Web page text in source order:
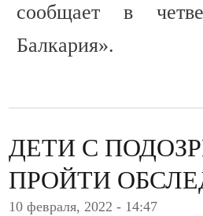
сообщает в
Балкария».
ДЕТИ С
ПРОЙТИ
10 февраля, 2022 - 14:47